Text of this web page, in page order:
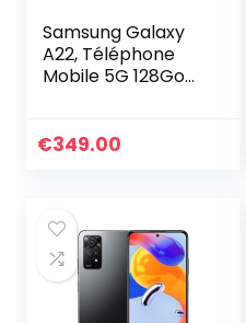
Samsung Galaxy
A22, Téléphone
Mobile 5G 128Go
Smartphone
€349.00